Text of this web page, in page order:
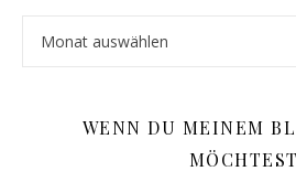
WENN DU MEINEM